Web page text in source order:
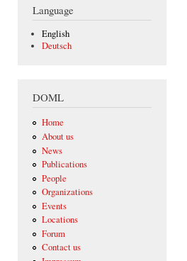
Language
English
Deutsch
DOML
Home
About us
News
Publications
People
Organizations
Events
Locations
Forum
Contact us